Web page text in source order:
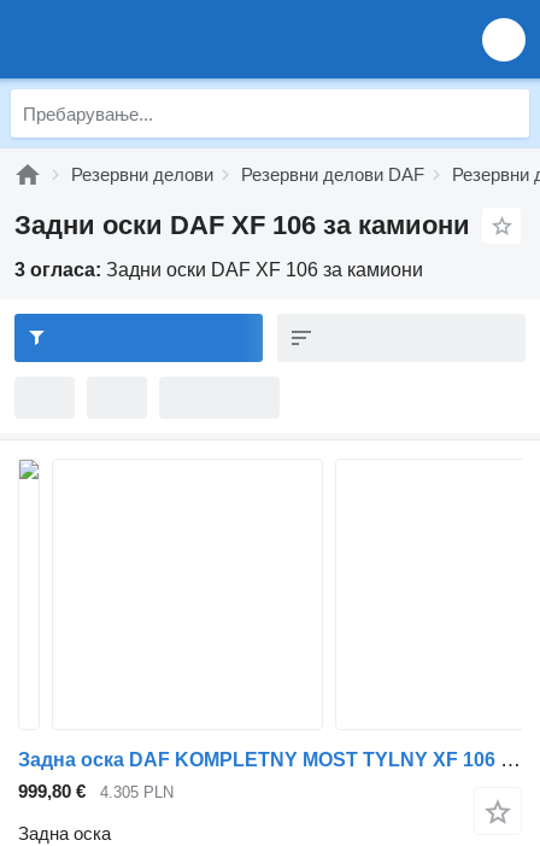
Резервни делови Резервни делови DAF Резервни
Задни оски DAF XF 106 за камиони
3 огласа: Задни оски DAF XF 106 за камиони
Задна оска DAF KOMPLETNY MOST TYLNY XF 106 2.05 MEGA / LOW DECK 1347 за камион
999,80 € 4.305 PLN
Задна оска